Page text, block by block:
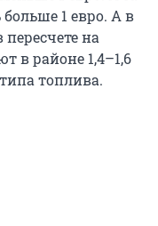
1 евро. А в
на
в районе 1,4–1,6
топлива.